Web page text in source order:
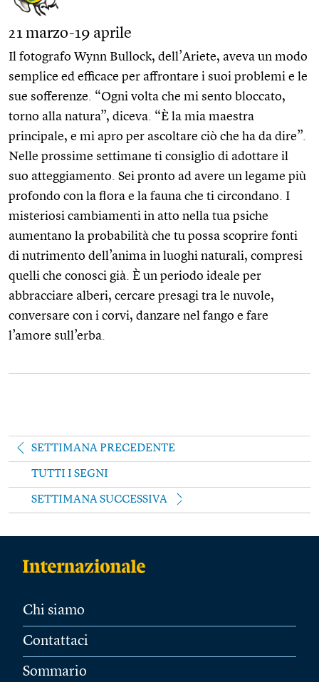
21 marzo-19 aprile
Il fotografo Wynn Bullock, dell’Ariete, aveva un modo
semplice ed efficace per affrontare i suoi problemi e le
sue sofferenze. “Ogni volta che mi sento bloccato,
torno alla natura”, diceva. “È la mia maestra
principale, e mi apro per ascoltare ciò che ha da dire”.
Nelle prossime settimane ti consiglio di adottare il
suo atteggiamento. Sei pronto ad avere un legame più
profondo con la flora e la fauna che ti circondano. I
misteriosi cambiamenti in atto nella tua psiche
aumentano la probabilità che tu possa scoprire fonti
di nutrimento dell’anima in luoghi naturali, compresi
quelli che conosci già. È un periodo ideale per
abbracciare alberi, cercare presagi tra le nuvole,
conversare con i corvi, danzare nel fango e fare
l’amore sull’erba.
SETTIMANA PRECEDENTE
TUTTI I SEGNI
SETTIMANA SUCCESSIVA
Chi siamo
Contattaci
Sommario